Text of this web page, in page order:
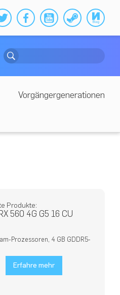
Vorgängergenerationen
Produkte:
560 4G G5 16 CU
Prozessoren, 4 GB GDDR5-
Erfahre mehr